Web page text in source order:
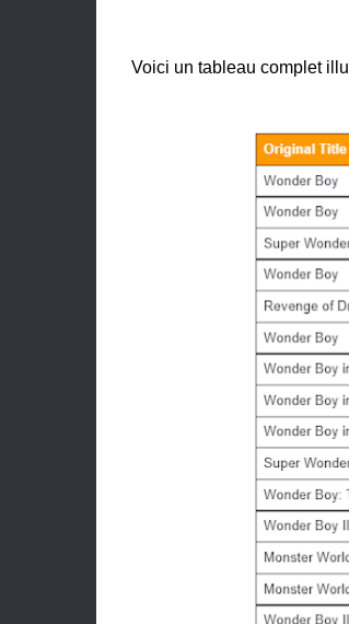
Voici un tableau complet